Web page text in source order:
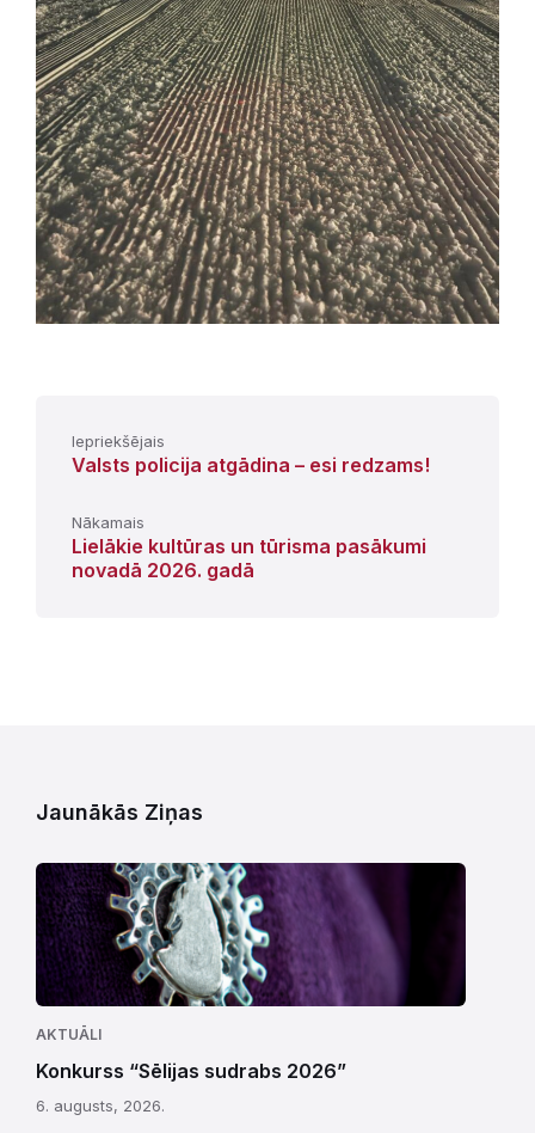
Iepriekšējais
Valsts policija atgādina – esi redzams!
Nākamais
Lielākie kultūras un tūrisma pasākumi
novadā 2026. gadā
Jaunākās Ziņas
AKTUĀLI
Konkurss “Sēlijas sudrabs 2026”
6. augusts, 2026.